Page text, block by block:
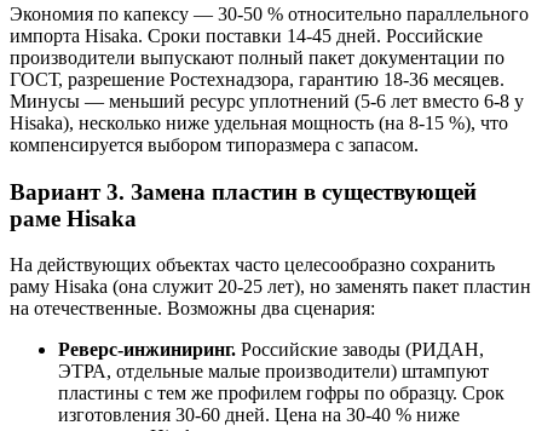
Экономия по капексу — 30-50 % относительно параллельного
импорта Hisaka. Сроки поставки 14-45 дней. Российские
производители выпускают полный пакет документации по
ГОСТ, разрешение Ростехнадзора, гарантию 18-36 месяцев.
Минусы — меньший ресурс уплотнений (5-6 лет вместо 6-8 у
Hisaka), несколько ниже удельная мощность (на 8-15 %), что
компенсируется выбором типоразмера с запасом.
Вариант 3. Замена пластин в существующей
раме Hisaka
На действующих объектах часто целесообразно сохранить
раму Hisaka (она служит 20-25 лет), но заменять пакет пластин
на отечественные. Возможны два сценария:
Реверс-инжиниринг. Российские заводы (РИДАН,
ЭТРА, отдельные малые производители) штампуют
пластины с тем же профилем гофры по образцу. Срок
изготовления 30-60 дней. Цена на 30-40 % ниже